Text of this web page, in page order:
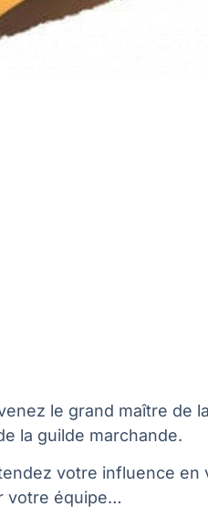
le grand maître de
la guilde marchande.
votre influence
votre équipe…